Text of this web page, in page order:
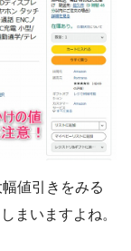
値引きをみる
まいますよね。